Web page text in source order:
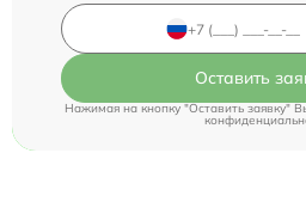
Оставить
Нажимая на кнопку "Оставить заявку"